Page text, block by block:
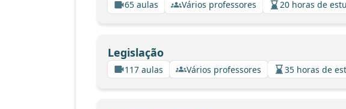
65 aulas Vários professores 20 horas de
Legislação
117 aulas Vários professores 35 horas de